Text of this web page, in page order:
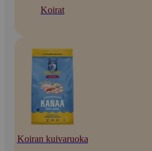
Koirat
Koiran kuivaruoka